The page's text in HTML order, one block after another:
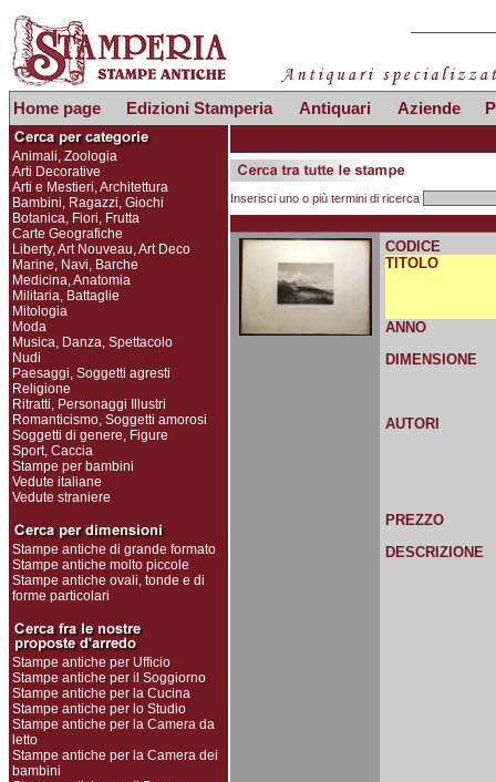
Home page Edizioni Stamperia Antiquari Aziende
Animali, Zoologia
Arti Decorative
Arti e Mestieri, Architettura
Bambini, Ragazzi, Giochi
Botanica, Fiori, Frutta
Carte Geografiche
Liberty, Art Nouveau, Art Deco
Marine, Navi, Barche
Medicina, Anatomia
Militaria, Battaglie
Mitologia
Moda
Musica, Danza, Spettacolo
Nudi
Paesaggi, Soggetti agresti
Religione
Ritratti, Personaggi Illustri
Romanticismo, Soggetti amorosi
Soggetti di genere, Figure
Sport, Caccia
Stampe per bambini
Vedute italiane
Vedute straniere
Stampe antiche di grande formato
Stampe antiche molto piccole
Stampe antiche ovali, tonde e di
forme particolari
Stampe antiche per Ufficio
Stampe antiche per il Soggiorno
Stampe antiche per la Cucina
Stampe antiche per lo Studio
Stampe antiche per la Camera da
letto
Stampe antiche per la Camera dei
bambini
Inserisci uno o più termini di ricerca
CODICE
TITOLO
ANNO
DIMENSIONE
AUTORI
PREZZO
DESCRIZIONE